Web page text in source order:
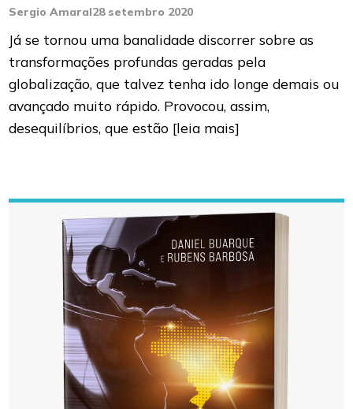
Sergio Amaral28 setembro 2020
Já se tornou uma banalidade discorrer sobre as
transformações profundas geradas pela
globalização, que talvez tenha ido longe demais ou
avançado muito rápido. Provocou, assim,
desequilíbrios, que estão [leia mais]